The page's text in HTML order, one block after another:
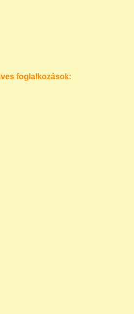
foglalkozások: